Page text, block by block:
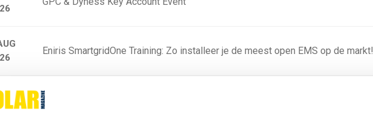
Eniris SmartgridOne Training: Zo installeer je de meest open EMS op de markt!
Sigenergy Training - Residentieel